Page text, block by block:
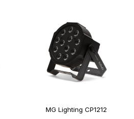
MG Lighting CP1212